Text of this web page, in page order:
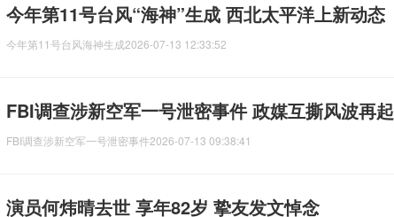
今年第11号台风“海神”生成 西北太平洋上新动态
今年第11号台风海神生成2026-07-13 12:33:52
FBI调查涉新空军一号泄密事件 政媒互撕风波再起
FBI调查涉新空军一号泄密事件2026-07-13 09:38:41
演员何炜晴去世 享年82岁 挚友发文悼念